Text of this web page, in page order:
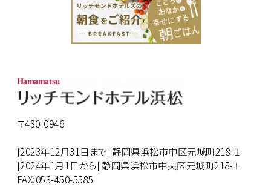
〒430-0946
[2023年12月31日まで] 静岡県浜松市中区元城町218-１
[2024年1月1日から] 静岡県浜松市中央区元城町218-１
FAX:053-450-5585